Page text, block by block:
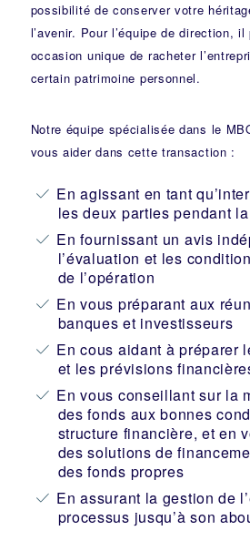
possibilité de conserver votre
l’avenir. Pour l’équipe de direction, il
occasion unique de racheter
certain patrimoine personnel.
Notre équipe spécialisée dans le
vous aider dans cette transaction :
En agissant en tant
les deux parties pendant
En fournissant un avis
l’évaluation et les
de l’opération
En vous préparant aux
banques et investisseurs
En cous aidant à préparer
et les prévisions
En vous conseillant sur la
des fonds aux bonnes
structure financière, et en
des solutions de
des fonds propres
En assurant la gestion de
processus jusqu’à son